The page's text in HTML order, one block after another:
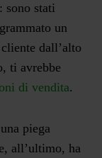
sono stati
un
dall’alto
ti avrebbe
di vendita.
piega
all’ultimo, ha